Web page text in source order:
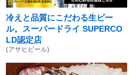
冷えと品質にこだわる生ビー
ル。スーパードライ SUPERCO
LD認定店
(アサヒビール)